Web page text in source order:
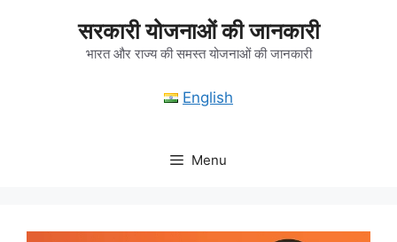
सरकारी योजनाओं की जानकारी
भारत और राज्य की समस्त योजनाओं की जानकारी
English
Menu